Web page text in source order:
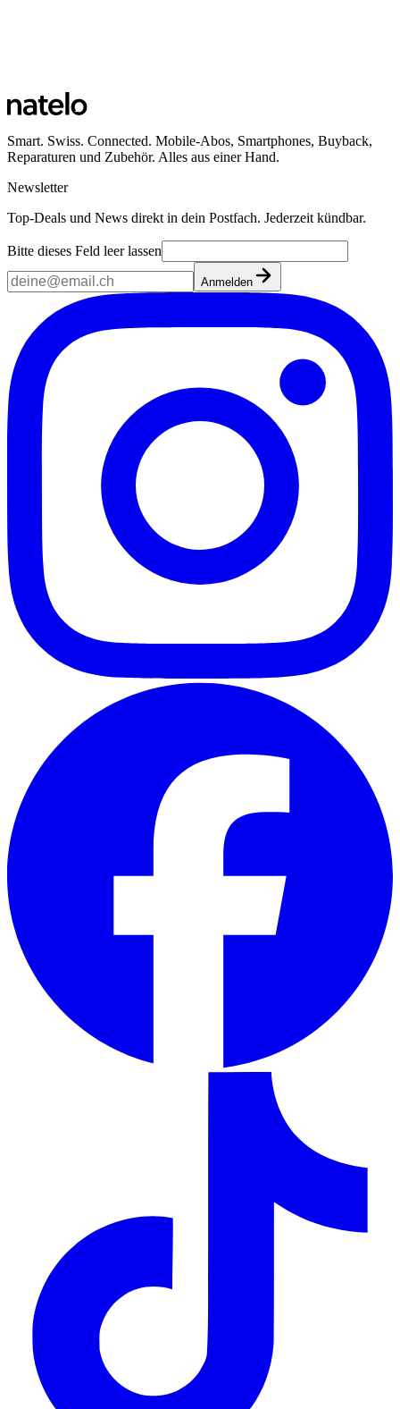
Smart. Swiss. Connected. Mobile-Abos, Smartphones, Buyback,
Reparaturen und Zubehör. Alles aus einer Hand.
Newsletter
Top-Deals und News direkt in dein Postfach. Jederzeit kündbar.
Bitte dieses Feld leer lassen
Anmelden